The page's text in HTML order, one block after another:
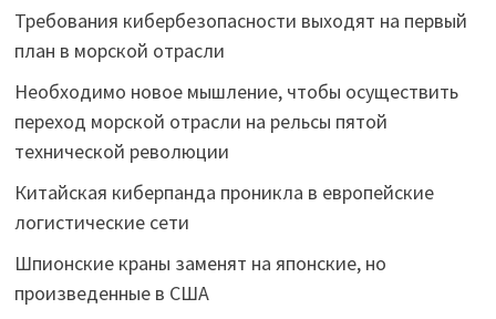
Требования кибербезопасности выходят на первый
план в морской отрасли
Необходимо новое мышление, чтобы осуществить
переход морской отрасли на рельсы пятой
технической революции
Китайская киберпанда проникла в европейские
логистические сети
Шпионские краны заменят на японские, но
произведенные в США